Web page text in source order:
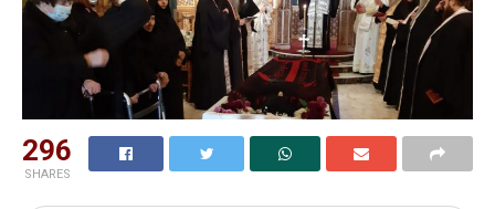
296
SHARES